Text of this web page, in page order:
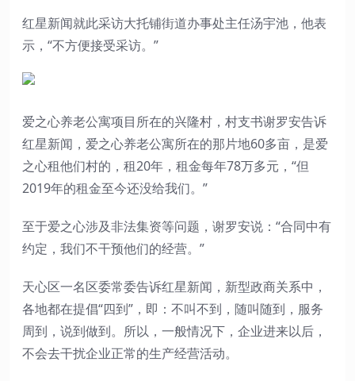
红星新闻就此采访大托铺街道办事处主任汤宇池，他表
示，“不方便接受采访。”
爱之心养老公寓项目所在的兴隆村，村支书谢罗安告诉
红星新闻，爱之心养老公寓所在的那片地60多亩，是爱
之心租他们村的，租20年，租金每年78万多元，“但
2019年的租金至今还没给我们。”
至于爱之心涉及非法集资等问题，谢罗安说：“合同中有
约定，我们不干预他们的经营。”
天心区一名区委常委告诉红星新闻，新型政商关系中，
各地都在提倡“四到”，即：不叫不到，随叫随到，服务
周到，说到做到。所以，一般情况下，企业进来以后，
不会去干扰企业正常的生产经营活动。